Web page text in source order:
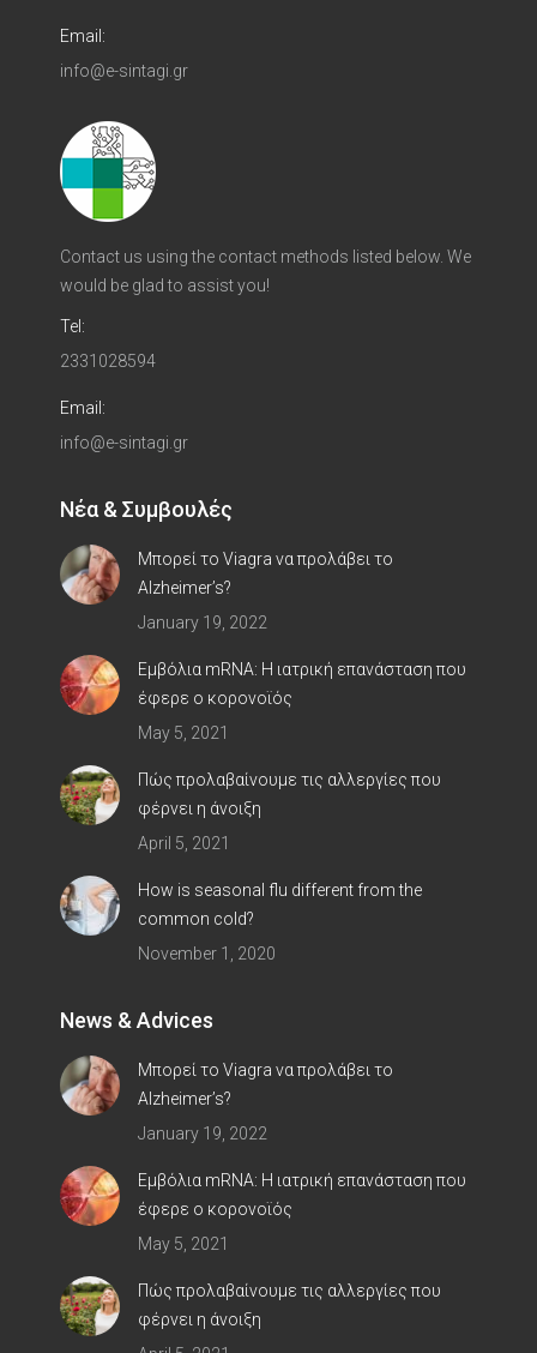
Email:
info@e-sintagi.gr
Contact us using the contact methods listed below. We
would be glad to assist you!
Tel:
2331028594
Email:
info@e-sintagi.gr
Νέα & Συμβουλές
Μπορεί το Viagra να προλάβει το
Alzheimer’s?
January 19, 2022
Εμβόλια mRNA: Η ιατρική επανάσταση που
έφερε ο κορoνοϊός
May 5, 2021
Πώς προλαβαίνουμε τις αλλεργίες που
φέρνει η άνοιξη
April 5, 2021
How is seasonal flu different from the
common cold?
November 1, 2020
News & Advices
Μπορεί το Viagra να προλάβει το
Alzheimer’s?
January 19, 2022
Εμβόλια mRNA: Η ιατρική επανάσταση που
έφερε ο κορoνοϊός
May 5, 2021
Πώς προλαβαίνουμε τις αλλεργίες που
φέρνει η άνοιξη